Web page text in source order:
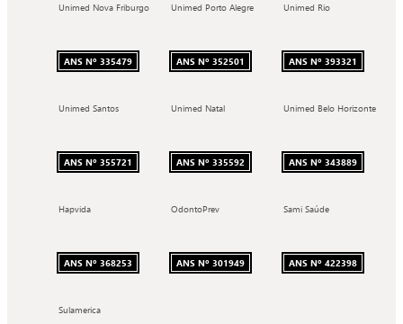
Unimed Nova Friburgo
ANS Nº 335479
Unimed Porto Alegre
ANS Nº 352501
Unimed Rio
ANS Nº 393321
Unimed Santos
ANS Nº 355721
Unimed Natal
ANS Nº 335592
Unimed Belo Horizonte
ANS Nº 343889
Hapvida
ANS Nº 368253
OdontoPrev
ANS Nº 301949
Sami Saúde
ANS Nº 422398
Sulamerica